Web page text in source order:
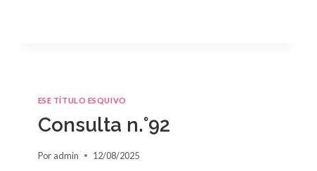
ESE TÍTULO ESQUIVO
Consulta n.°92
Por admin 12/08/2025